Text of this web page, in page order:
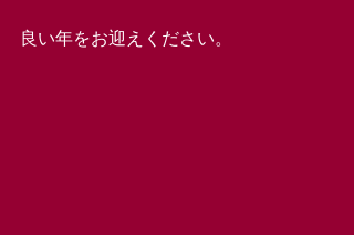
良い年をお迎えください。